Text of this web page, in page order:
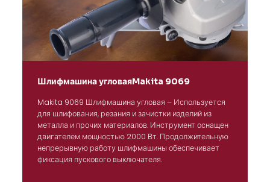
Шлифмашина угловаяMakita 9069
Makita 9069 Шлифмашина угловая – Используется
для шлифования, резания и зачистки изделий из
металла и прочих материалов. Инструмент оснащен
двигателем мощностью 2000 Вт. Продолжительную
непрерывную работу шлифмашины обеспечивает
фиксация пускового выключателя.